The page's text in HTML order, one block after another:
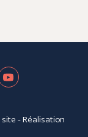
site - Réalisation